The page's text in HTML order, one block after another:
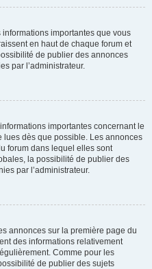
importantes que vous
en haut de chaque forum et
de publier des annonces
par l’administrateur.
importantes concernant le
lues dès que possible. Les annonces
forum dans lequel elles sont
la possibilité de publier des
par l’administrateur.
annonces sur la première page du
des informations relativement
Comme pour les
de publier des sujets